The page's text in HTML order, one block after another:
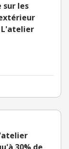
sur les